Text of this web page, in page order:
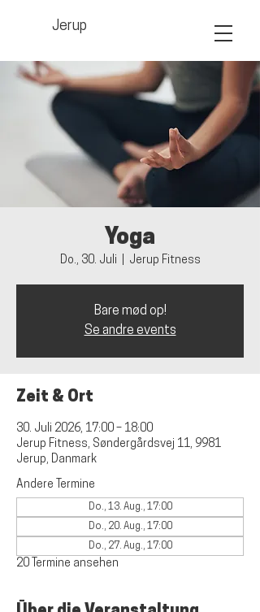
Jerup
Yoga
Do., 30. Juli Jerup Fitness
Bare mød op!
Se andre events
Zeit & Ort
30. Juli 2026, 17:00 – 18:00
Jerup Fitness, Søndergårdsvej 11, 9981
Jerup, Danmark
Andere Termine
Do., 13. Aug., 17:00
Do., 20. Aug., 17:00
Do., 27. Aug., 17:00
20 Termine ansehen